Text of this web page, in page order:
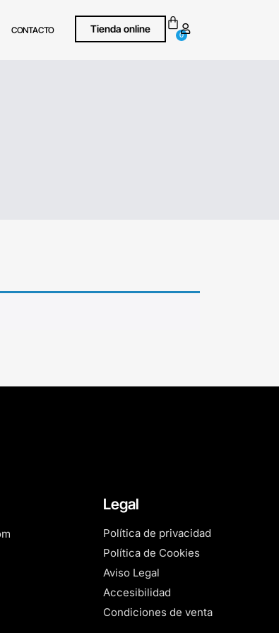
CONTACTO Tienda online 0
Legal
Política de privacidad
Política de Cookies
Aviso Legal
Accesibilidad
Condiciones de venta